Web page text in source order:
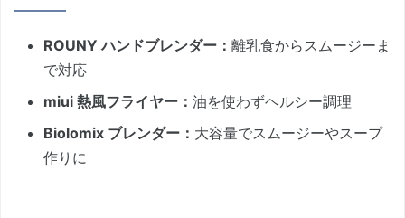
ROUNY ハンドブレンダー： 離乳食からスムージーま
で対応
miui 熱風フライヤー： 油を使わずヘルシー調理
Biolomix ブレンダー： 大容量でスムージーやスープ
作りに